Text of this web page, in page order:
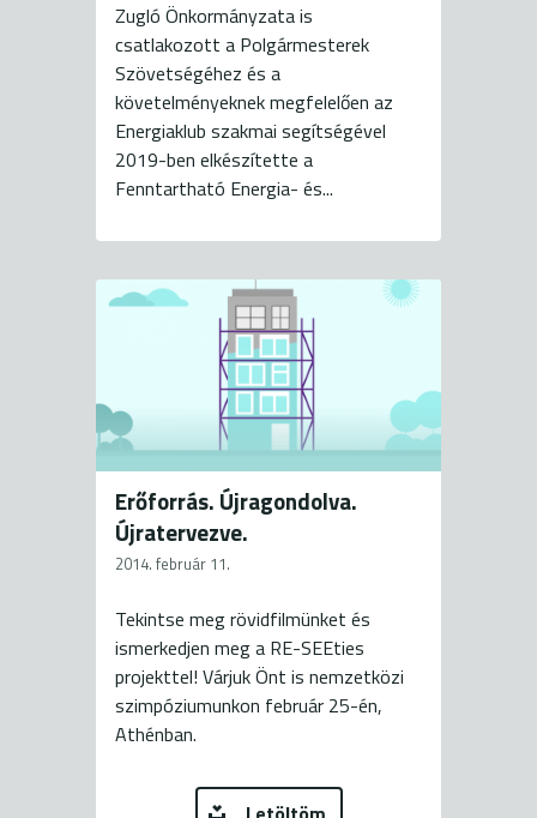
Zugló Önkormányzata is
csatlakozott a Polgármesterek
Szövetségéhez és a
követelményeknek megfelelően az
Energiaklub szakmai segítségével
2019-ben elkészítette a
Fenntartható Energia- és...
Erőforrás. Újragondolva.
Újratervezve.
2014. február 11.
Tekintse meg rövidfilmünket és
ismerkedjen meg a RE-SEEties
projekttel! Várjuk Önt is nemzetközi
szimpóziumunkon február 25-én,
Athénban.